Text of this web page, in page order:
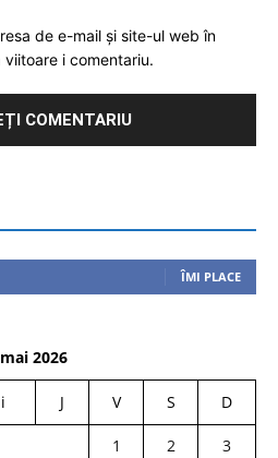
de e-mail și site-ul web în
i comentariu.
ÎMI PLACE
mai 2026
J V S D
1 2
3